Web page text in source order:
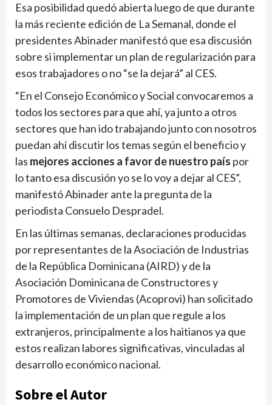
Esa posibilidad quedó abierta luego de que durante
la más reciente edición de La Semanal, donde el
presidentes Abinader manifestó que esa discusión
sobre si implementar un plan de regularización para
esos trabajadores o no “se la dejará” al CES.
“En el Consejo Económico y Social convocaremos a
todos los sectores para que ahí, ya junto a otros
sectores que han ido trabajando junto con nosotros
puedan ahí discutir los temas según el beneficio y
las mejores acciones a favor de nuestro país por
lo tanto esa discusión yo se lo voy a dejar al CES”,
manifestó Abinader ante la pregunta de la
periodista Consuelo Despradel.
En las últimas semanas, declaraciones producidas
por representantes de la Asociación de Industrias
de la República Dominicana (AIRD) y de la
Asociación Dominicana de Constructores y
Promotores de Viviendas (Acoprovi) han solicitado
la implementación de un plan que regule a los
extranjeros, principalmente a los haitianos ya que
estos realizan labores significativas, vinculadas al
desarrollo económico nacional.
Sobre el Autor